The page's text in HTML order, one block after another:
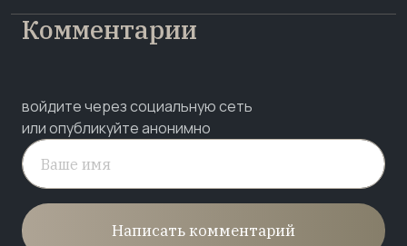
Комментарии
войдите через социальную сеть
или опубликуйте анонимно
Написать комментарий